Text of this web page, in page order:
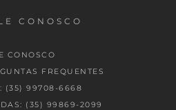
CONOSCO
CONOSCO
FREQUENTES
(35) 99708-6668
(35) 99869-2099